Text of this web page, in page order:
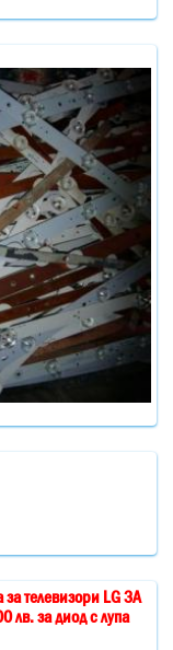
за телевизори LG ЗА
лв. за диод с лупа